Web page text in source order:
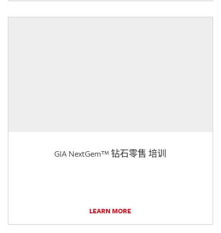
GIA NextGem™ 钻石零售 培训
LEARN MORE